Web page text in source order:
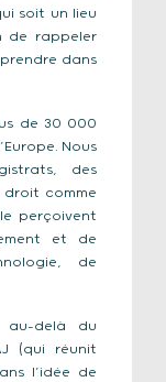
soit un lieu
de rappeler
dans
de 30 000
Nous
des
droit comme
perçoivent
et de
de
au-delà du
(qui réunit
l’idée de